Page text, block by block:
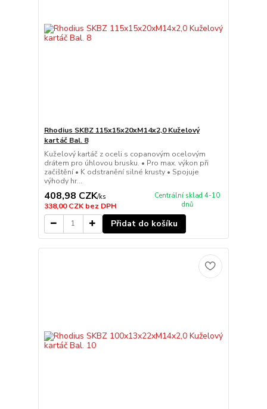
Rhodius SKBZ 115x15x20xM14x2,0 Kuželový
kartáč Bal. 8
Kuželový kartáč z oceli s copanovým ocelovým
drátem pro úhlovou brusku. • Pro max. výkon při
začištění • K odstranění silné krusty • Spojuje
výhody hr...
408,98 CZK/ks
338,00 CZKbez DPH
Centrální sklad 4-10
dnů
Přidat do košíku